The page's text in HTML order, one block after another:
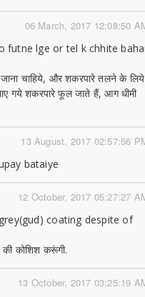
06 March, 2017 12:08:50
futne lge or tel k chhite
चाहिये, और शकरपारे तलने के लिये
गये शकरपारे फूल जाते हैं, आग धीमी
13 August, 2017 02:57:56
bataiye
12 October, 2017 05:27:27
coating despite of
की कोशिश करूंगी.
13 October, 2017 03:25:19